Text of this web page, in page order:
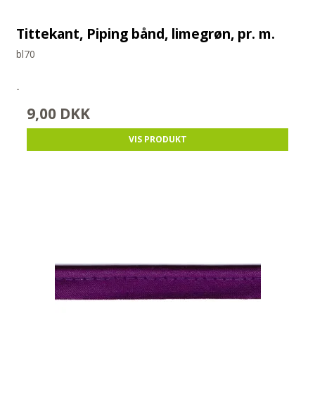
Tittekant, Piping bånd, limegrøn, pr. m.
bl70
-
9,00 DKK
VIS PRODUKT